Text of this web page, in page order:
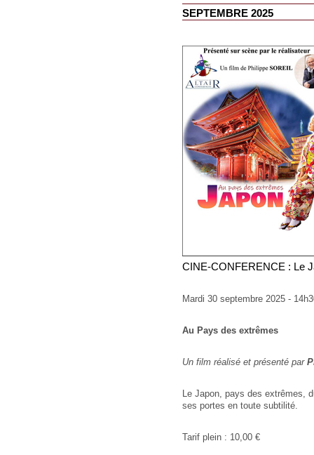
SEPTEMBRE 2025
CINE-CONFERENCE : Le
Mardi 30 septembre 2025 -
Au Pays des extrêmes
Un film réalisé et présenté par
Le Japon, pays des extrêmes,
ses portes en toute subtilité.
Tarif plein : 10,00 €